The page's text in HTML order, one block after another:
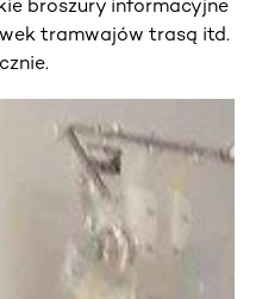
broszury informacyjne
tramwajów trasą itd.